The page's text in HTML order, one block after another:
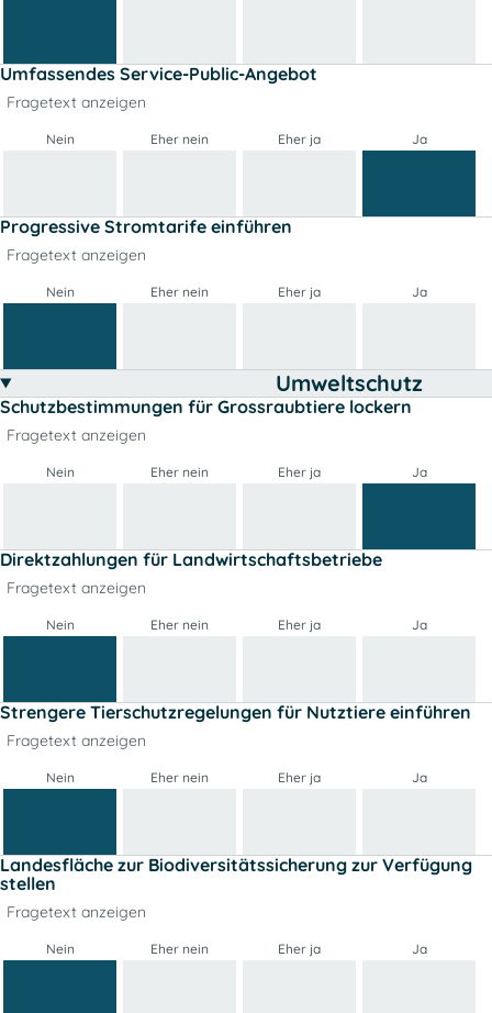
Umfassendes Service-Public-Angebot
Fragetext anzeigen
Nein Eher nein Eher ja Ja
Progressive Stromtarife einführen
Fragetext anzeigen
Nein Eher nein Eher ja Ja
Umweltschutz
Schutzbestimmungen für Grossraubtiere lockern
Fragetext anzeigen
Nein Eher nein Eher ja Ja
Direktzahlungen für Landwirtschaftsbetriebe
Fragetext anzeigen
Nein Eher nein Eher ja Ja
Strengere Tierschutzregelungen für Nutztiere einführen
Fragetext anzeigen
Nein Eher nein Eher ja Ja
Landesfläche zur Biodiversitätssicherung zur Verfügung
stellen
Fragetext anzeigen
Nein Eher nein Eher ja Ja